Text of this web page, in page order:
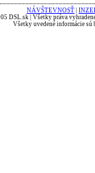
NÁVŠTEVNOSŤ
DSL.sk | Všetky práva
Všetky uvedené informácie sú